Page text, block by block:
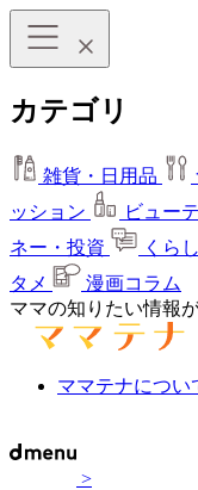
カテゴリ
雑貨・日用品
ッション
ビュー
ネー・投資
くら
タメ
漫画コラム
ママの知りたい情報
ママテナについ
>